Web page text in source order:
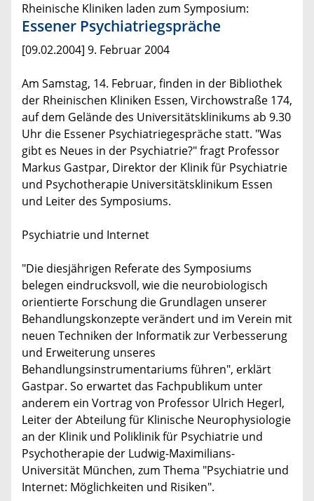
Rheinische Kliniken laden zum Symposium:
Essener Psychiatriegspräche
[09.02.2004] 9. Februar 2004
Am Samstag, 14. Februar, finden in der Bibliothek
der Rheinischen Kliniken Essen, Virchowstraße 174,
auf dem Gelände des Universitätsklinikums ab 9.30
Uhr die Essener Psychiatriegespräche statt. "Was
gibt es Neues in der Psychiatrie?" fragt Professor
Markus Gastpar, Direktor der Klinik für Psychiatrie
und Psychotherapie Universitätsklinikum Essen
und Leiter des Symposiums.
Psychiatrie und Internet
"Die diesjährigen Referate des Symposiums
belegen eindrucksvoll, wie die neurobiologisch
orientierte Forschung die Grundlagen unserer
Behandlungskonzepte verändert und im Verein mit
neuen Techniken der Informatik zur Verbesserung
und Erweiterung unseres
Behandlungsinstrumentariums führen", erklärt
Gastpar. So erwartet das Fachpublikum unter
anderem ein Vortrag von Professor Ulrich Hegerl,
Leiter der Abteilung für Klinische Neurophysiologie
an der Klinik und Poliklinik für Psychiatrie und
Psychotherapie der Ludwig-Maximilians-
Universität München, zum Thema "Psychiatrie und
Internet: Möglichkeiten und Risiken".